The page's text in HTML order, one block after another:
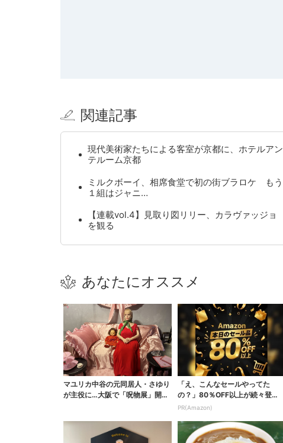
関連記事
現代美術家たちによる客室が京都に、ホテルアン
テルーム京都
ミルクボーイ、相席食堂で初の街ブラロケ もう
１組はジャニ…
【連載vol.4】見取り図リリー、カラヴァッジョ
を観る
あなたにオススメ
マユリカ中谷の元同居人・さゆり
が主役に…大阪で「呪物展」開
「え、こんなセールやってた
の？」80％OFF以上が続々登
場！Amazonの本気が...
PR(Amazon)